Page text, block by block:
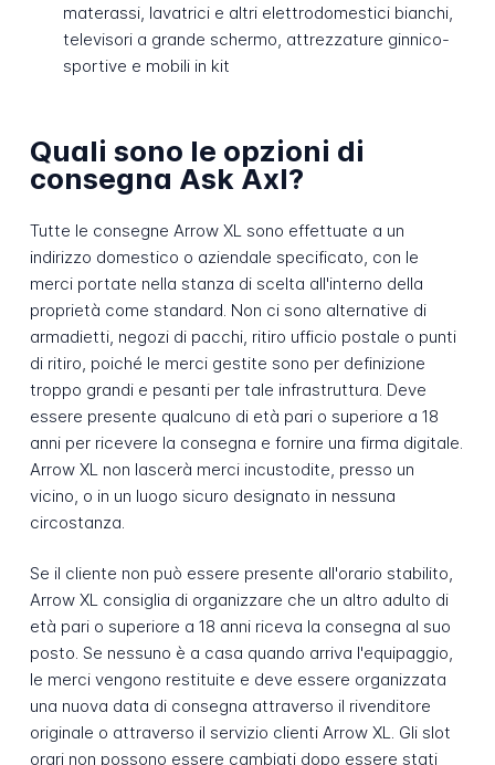
materassi, lavatrici e altri elettrodomestici bianchi,
televisori a grande schermo, attrezzature ginnico-
sportive e mobili in kit
Quali sono le opzioni di
consegna Ask Axl?
Tutte le consegne Arrow XL sono effettuate a un
indirizzo domestico o aziendale specificato, con le
merci portate nella stanza di scelta all'interno della
proprietà come standard. Non ci sono alternative di
armadietti, negozi di pacchi, ritiro ufficio postale o punti
di ritiro, poiché le merci gestite sono per definizione
troppo grandi e pesanti per tale infrastruttura. Deve
essere presente qualcuno di età pari o superiore a 18
anni per ricevere la consegna e fornire una firma digitale.
Arrow XL non lascerà merci incustodite, presso un
vicino, o in un luogo sicuro designato in nessuna
circostanza.
Se il cliente non può essere presente all'orario stabilito,
Arrow XL consiglia di organizzare che un altro adulto di
età pari o superiore a 18 anni riceva la consegna al suo
posto. Se nessuno è a casa quando arriva l'equipaggio,
le merci vengono restituite e deve essere organizzata
una nuova data di consegna attraverso il rivenditore
originale o attraverso il servizio clienti Arrow XL. Gli slot
orari non possono essere cambiati dopo essere stati